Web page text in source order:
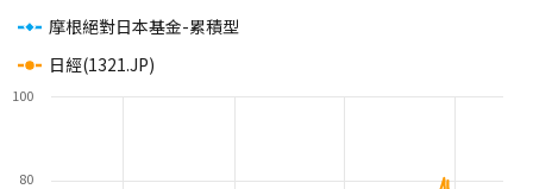
摩根絕對日本基金-累積型
日經(1321.JP)
80
100